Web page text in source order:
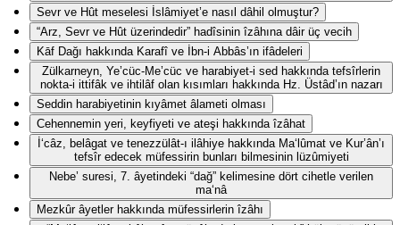
Sevr ve Hût meselesi İslâmiyet’e nasıl dâhil olmuştur?
“Arz, Sevr ve Hût üzerindedir” hadîsinin îzâhına dâir üç vecih
Kāf Dağı hakkında Karafî ve İbn-i Abbâs’ın ifâdeleri
Zülkarneyn, Ye’cüc-Me’cüc ve harabiyet-i sed hakkında tefsîrlerin
nokta-i ittifâk ve ihtilâf olan kısımları hakkında Hz. Üstâd’ın nazarı
Seddin harabiyetinin kıyâmet âlameti olması
Cehennemin yeri, keyfiyeti ve ateşi hakkında îzâhat
İ‘câz, belâgat ve tenezzülât-ı ilâhiye hakkında Ma‘lûmat ve Kur’ân’ı
tefsîr edecek müfessirin bunları bilmesinin lüzûmiyeti
Nebe’ suresi, 7. âyetindeki “dağ” kelimesine dört cihetle verilen
ma‘nâ
Mezkûr âyetler hakkında müfessirlerin îzâhı